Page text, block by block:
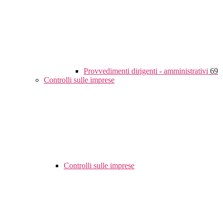
Provvedimenti dirigenti - amministrativi 69
Controlli sulle imprese
Controlli sulle imprese